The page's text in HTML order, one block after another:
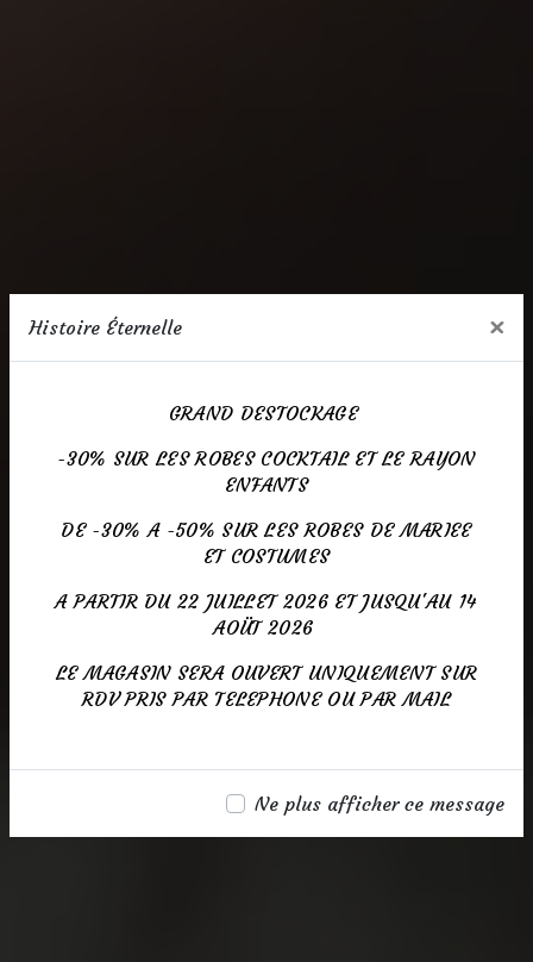
Histoire Éternelle ×
GRAND DESTOCKAGE
-30% SUR LES ROBES COCKTAIL ET LE RAYON
ENFANTS
DE -30% A -50% SUR LES ROBES DE MARIEE
ET COSTUMES
A PARTIR DU 22 JUILLET 2026 ET JUSQU'AU 14
AOÜT 2026
LE MAGASIN SERA OUVERT UNIQUEMENT SUR
RDV PRIS PAR TELEPHONE OU PAR MAIL
Ne plus afficher ce message